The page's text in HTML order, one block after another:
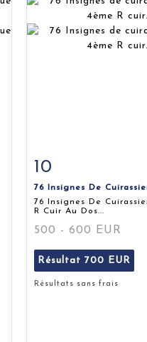
Fiche détaillée
10
76 Insignes De
76 Insignes De
R Cuir Au Dos...
500 - 600 EUR
Résultat 700 EUR
Résultats sans frais